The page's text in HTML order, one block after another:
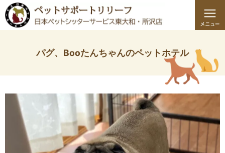
パグ、Booたんちゃんのペットホテル